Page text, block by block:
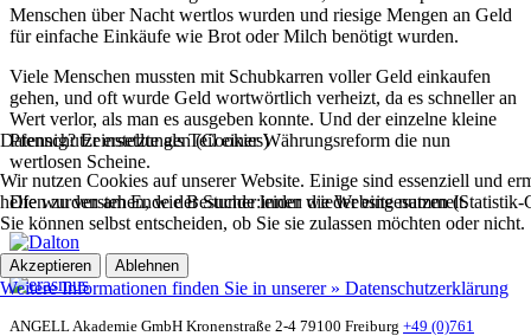
Menschen über Nacht wertlos wurden und riesige Mengen an Geld
für einfache Einkäufe wie Brot oder Milch benötigt wurden.
Viele Menschen mussten mit Schubkarren voller Geld einkaufen
gehen, und oft wurde Geld wortwörtlich verheizt, da es schneller an
Wert verlor, als man es ausgeben konnte. Und der einzelne kleine
Pfennig? Er ersetzte als Teil einer Währungsreform die nun
wertlosen Scheine.
Die wurden am Ende der Stunde leider wieder eingesammelt.
ANGELL Akademie GmbH Kronenstraße 2-4 79100 Freiburg +49 (0)761
Datenschutzeinstellungen (Cookies)
Wir nutzen Cookies auf unserer Website. Einige sind essenziell und
helfen zu verstehen, wie Besucher:innen die Website nutzen
Sie können selbst entscheiden, ob Sie sie zulassen möchten oder nicht.
Akzeptieren Ablehnen
Weitere Informationen finden Sie in unserer » Datenschutzerklärung